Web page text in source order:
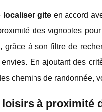
localiser giteen accord
des vignobles
grâce à son filtre de
En ajoutant des
chemins de randonnée,
à proximité